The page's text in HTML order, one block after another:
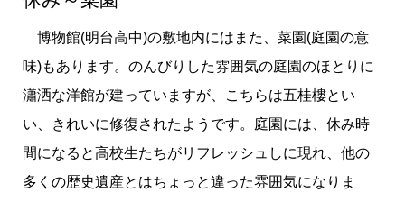
博物館(明台高中)の敷地内にはまた、菜園(庭園の意
味)もあります。のんびりした雰囲気の庭園のほとりに
瀟洒な洋館が建っていますが、こちらは五桂樓とい
い、きれいに修復されたようです。庭園には、休み時
間になると高校生たちがリフレッシュしに現れ、他の
多くの歴史遺産とはちょっと違った雰囲気になりま